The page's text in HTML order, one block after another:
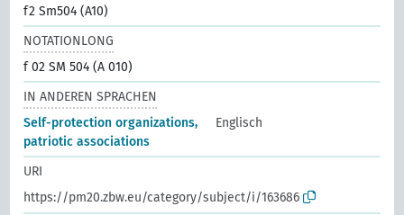
f2 Sm504 (A10)
NOTATIONLONG
f 02 SM 504 (A 010)
IN ANDEREN SPRACHEN
Self-protection organizations,
patriotic associations
Englisch
URI
https://pm20.zbw.eu/category/subject/i/163686